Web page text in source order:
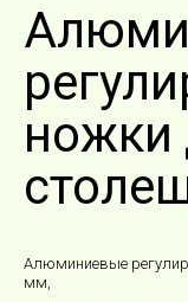
ножки
Алюминиевые
мм,